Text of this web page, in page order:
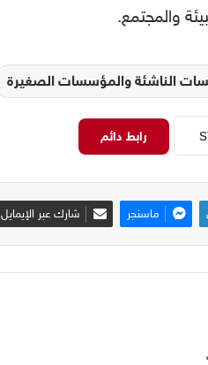
والمجتمع.
الناشئة والمؤسسات الصغيرة
رابط دائم
ماسنجر شارك عبر الإيمايل